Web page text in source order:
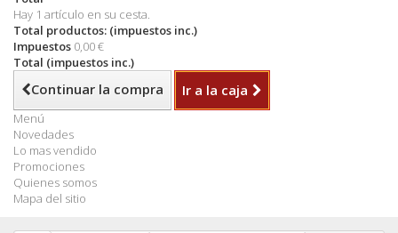
Hay 1 artículo en su cesta.
Total productos: (impuestos inc.)
Impuestos 0,00 €
Total (impuestos inc.)
Continuar la compra Ir a la caja
Menú
Novedades
Lo mas vendido
Promociones
Quienes somos
Mapa del sitio